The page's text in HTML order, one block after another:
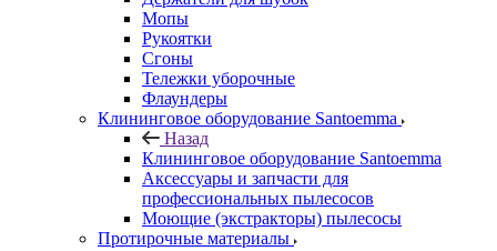
Мопы
Рукоятки
Сгоны
Тележки уборочные
Флаундеры
Клининговое оборудование Santoemma
Назад
Клининговое оборудование Santoemma
Аксессуары и запчасти для
профессиональных пылесосов
Моющие (экстракторы) пылесосы
Протирочные материалы